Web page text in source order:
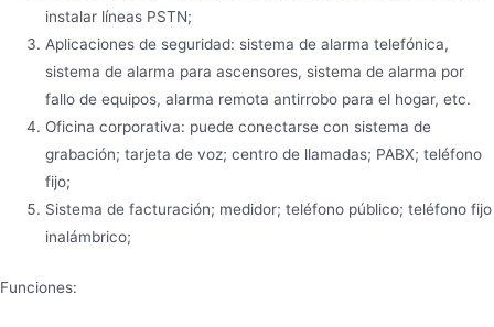
instalar líneas PSTN;
Aplicaciones de seguridad: sistema de alarma telefónica,
sistema de alarma para ascensores, sistema de alarma por
fallo de equipos, alarma remota antirrobo para el hogar, etc.
Oficina corporativa: puede conectarse con sistema de
grabación; tarjeta de voz; centro de llamadas; PABX; teléfono
fijo;
Sistema de facturación; medidor; teléfono público; teléfono fijo
inalámbrico;
Funciones: